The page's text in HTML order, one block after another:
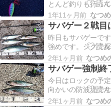
と何もついてない
た。そして次はバ
ターーーーー！！
とんど釣りも行っ
く・・・。今日は
い。近場ですが初
良い感じですね。
ン・・・。まさか
か！？サバだった(
ガンするもアタリ
居ましたがすぐに
1年11ヶ月前 なつ
サバゲー２戦目
昨日もサバゲーで
強めです。ジグで
いまいちです。ス
ってきますね！な
でゆっくり巻いて
バの反応が良し！
って長めのファイ
ち抜こうとしてポ
2年1ヶ月前 なつめ
サバゲー強制終
今日はロックの予
向かいの防波堤で
る！！サバゲーに
2年1ヶ月前 なつめ